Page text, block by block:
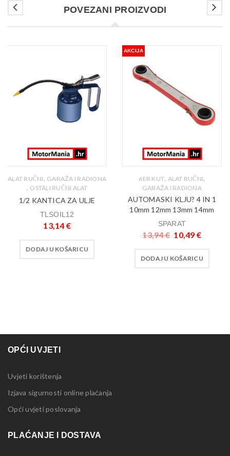
POVEZANI PROIZVODI
ALAT RUČNI, GARAŽA I RADIONA
, OSTALI RUČNI ALAT
1/2 KANTICA ZA ULJE
TLSOIL12
13,14 €
DODAJ U KOŠARICU
AKCIJA
6ER KUT, ALAT RUČNI,
GARAŽA I RADIONA
AUTOMASKI KLJU? 4 IN 1
10mm 12mm 13mm 14mm
SPARAT
13,94€ 10,49 €
DODAJ U KOŠARICU
OPĆI UVJETI
Uvjeti korištenja
Izjava sigurnosti online plaćanja
Opći uvjeti poslovanja
PLAĆANJE I DOSTAVA